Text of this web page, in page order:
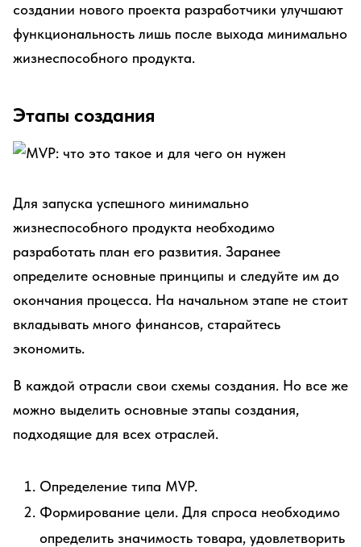
создании нового проекта разработчики улучшают
функциональность лишь после выхода минимально
жизнеспособного продукта.
Этапы создания
Для запуска успешного минимально
жизнеспособного продукта необходимо
разработать план его развития. Заранее
определите основные принципы и следуйте им до
окончания процесса. На начальном этапе не стоит
вкладывать много финансов, старайтесь
экономить.
В каждой отрасли свои схемы создания. Но все же
можно выделить основные этапы создания,
подходящие для всех отраслей.
Определение типа MVP.
Формирование цели. Для спроса необходимо
определить значимость товара, удовлетворить